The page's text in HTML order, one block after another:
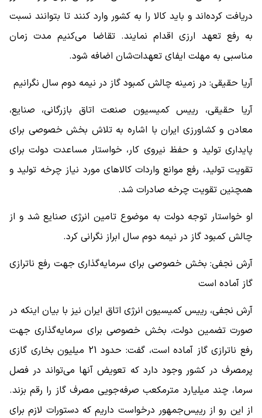
دریافت کرده‌اند و باید کالا را به کشور وارد کنند تا بتوانند نسبت
به رفع تعهد ارزی اقدام نمایند. تقاضا می‌کنیم مدت زمان
مناسبی به مهلت ایفای تعهدات‌شان اضافه شود.
آریا حقیقی: در زمینه چالش کمبود گاز در نیمه دوم سال نگرانیم
آریا حقیقی، رییس کمیسیون صنعت اتاق بازرگانی، صنایع،
معادن و کشاورزی ایران با اشاره به تلاش بخش خصوصی برای
پایداری تولید و حفظ نیروی کار، خواستار مساعدت دولت برای
تقویت تولید، رفع موانع واردات کالاهای مورد نیاز چرخه تولید و
همچنین تقویت چرخه صادرات شد.
او خواستار توجه دولت به موضوع تامین انرژی صنایع شد و از
چالش کمبود گاز در نیمه دوم سال ابراز نگرانی کرد.
آرش نجفی: بخش خصوصی برای سرمایه‌گذاری جهت رفع ناترازی
گاز آماده است
آرش نجفی، رییس کمیسیون انرژی اتاق ایران نیز با بیان اینکه در
صورت تضمین دولت، بخش خصوصی برای سرمایه‌گذاری جهت
رفع ناترازی گاز آماده است، گفت: حدود 21 میلیون بخاری گازی
پرمصرف در کشور وجود دارد که تعویض آنها می‌تواند در فصل
سرما، چند میلیارد مترمکعب صرفه‌جویی مصرف گاز را رقم بزند.
از این رو از رییس‌جمهور درخواست داریم که دستورات لازم برای